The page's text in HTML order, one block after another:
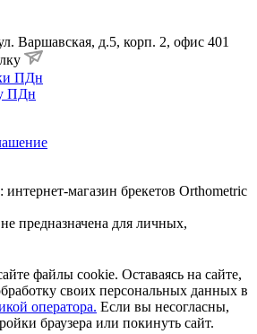
Варшавская, д.5, корп. 2, офис 401
ПДн
ПДн
магазин брекетов Orthometric
предназначена для личных,
файлы cookie. Оставаясь на сайте,
своих персональных данных в
оператора. Если вы несогласны,
браузера или покинуть сайт.